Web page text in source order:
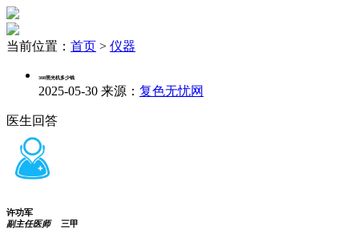
当前位置： 首页 > 仪器
308照光机多少钱
2025-05-30 来源： 复色无忧网
医生回答
许功军
副主任医师
三甲